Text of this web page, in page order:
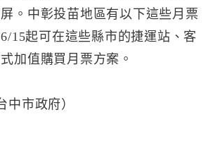
。中彰投苗地區有以下這些月票
15起可在這些縣市的捷運站、客
加值購買月票方案。
中市政府）